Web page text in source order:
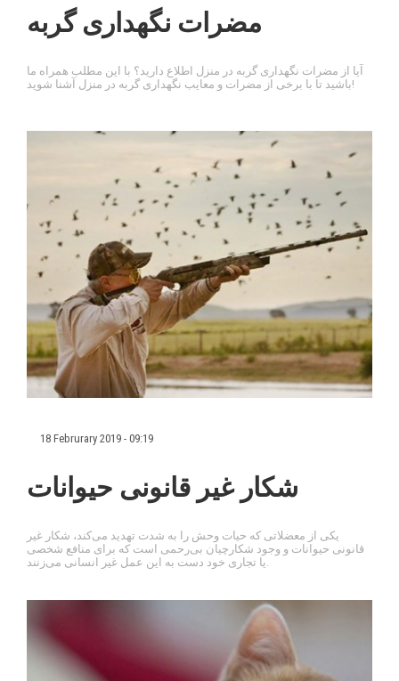
مضرات نگهداری گربه
آیا از مضرات نگهداری گربه در منزل اطلاع دارید؟ با این مطلب همراه ما
باشید تا با برخی از مضرات و معایب نگهداری گربه در منزل آشنا شوید!
18 Februrary 2019 - 09:19
شکار غیر قانونی حیوانات
یکی از معضلاتی که حیات وحش را به شدت تهدید می‌کند، شکار غیر
قانونی حیوانات و وجود شکارچیان بی‌رحمی است که برای منافع شخصی
یا تجاری خود دست به این عمل غیر انسانی می‌زنند.